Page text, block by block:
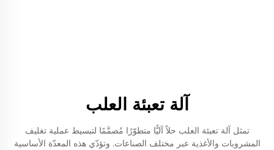
آلة تعبئة العلب
تمثل آلة تعبئة العلب حلاً آليًّا متطوّرًا مُصمَّمًا لتبسيط عملية تغليف
المشروبات والأغذية عبر مختلف الصناعات. وتؤدّي هذه المعدّة الأساسية